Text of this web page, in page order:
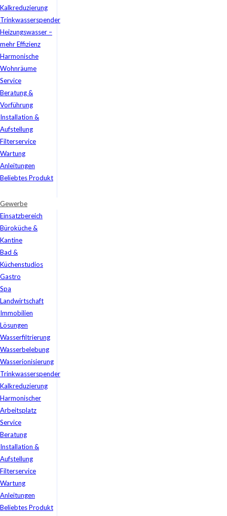
Kalkreduzierung
Trinkwasserspender
Heizungswasser –
mehr Effizienz
Harmonische
Wohnräume
Service
Beratung &
Vorführung
Installation &
Aufstellung
Filterservice
Wartung
Anleitungen
Beliebtes Produkt
Gewerbe
Einsatzbereich
Büroküche &
Kantine
Bad &
Küchenstudios
Gastro
Spa
Landwirtschaft
Immobilien
Lösungen
Wasserfiltrierung
Wasserbelebung
Wasserionisierung
Trinkwasserspender
Kalkreduzierung
Harmonischer
Arbeitsplatz
Service
Beratung
Installation &
Aufstellung
Filterservice
Wartung
Anleitungen
Beliebtes Produkt